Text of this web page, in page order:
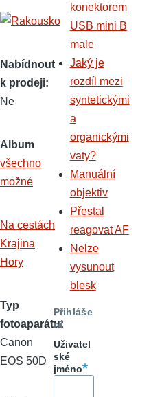
Nabídnout
k prodeji
Ne
Album
všechno
možné
Na cestách
Krajina
Hory
Typ
fotoaparátu
Canon
EOS 50D
konektorem
USB mini B
male
Jaký je
rozdíl mezi
syntetickými
a
organickými
vaty?
Manuální
objektiv
Přestal
reagovat AF
Nelze
vysunout
blesk
Přihláše
ní
Uživatel
ské
jméno